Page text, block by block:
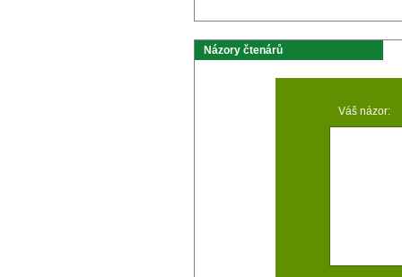
Názory čtenárů
Váš názor: